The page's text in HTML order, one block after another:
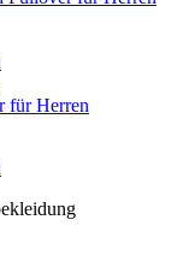
für Herren